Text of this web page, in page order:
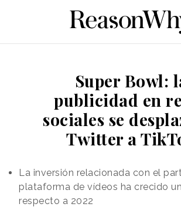
Super Bowl:
publicidad en
sociales se
Twitter a
La inversión relacionada con el
plataforma de vídeos ha crecido
respecto a 2022